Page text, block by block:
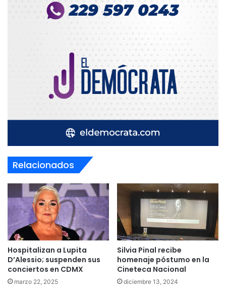
Relacionados
Hospitalizan a Lupita
D’Alessio; suspenden sus
conciertos en CDMX
marzo 22, 2025
Silvia Pinal recibe
homenaje póstumo en la
Cineteca Nacional
diciembre 13, 2024